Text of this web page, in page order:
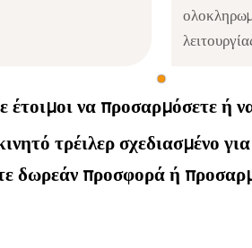
έτοιμοι να προσαρμόσετε ή
τρέιλερ σχεδιασμένο για
δωρεάν προσφορά ή